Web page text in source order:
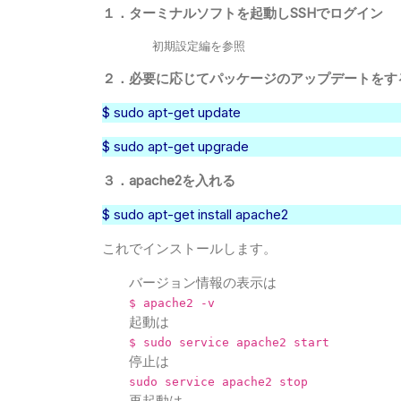
１．ターミナルソフトを起動しSSHでログイン
初期設定編を参照
２．必要に応じてパッケージのアップデートをす
$ sudo apt-get update
$ sudo apt-get upgrade
３．apache2を入れる
$ sudo apt-get install apache2
これでインストールします。
バージョン情報の表示は
$ apache2 -v
起動は
$ sudo service apache2 start
停止は
sudo service apache2 stop